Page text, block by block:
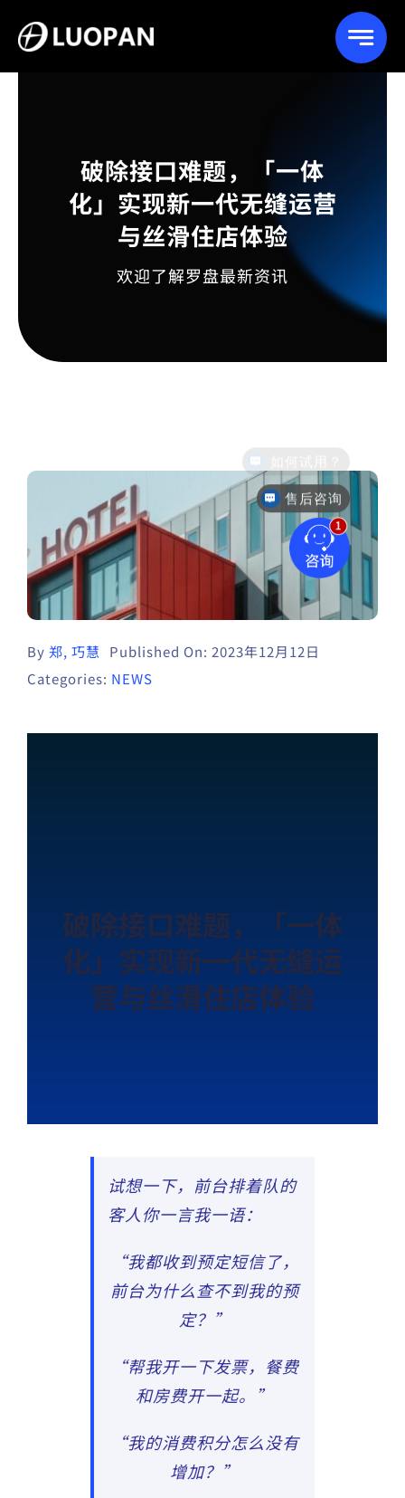
content
破除接口难题，「一体
化」实现新一代无缝运营
与丝滑住店体验
欢迎了解罗盘最新资讯
By 郑, 巧慧
Published On: 2023年12月12日
Categories: NEWS
破除接口难题，「一体
化」实现新一代无缝运
营与丝滑住店体验
试想一下，前台排着队的
客人你一言我一语：
“我都收到预定短信了，
前台为什么查不到我的预
定？”
“帮我开一下发票，餐费
和房费开一起。”
“我的消费积分怎么没有
增加？”
售后咨询